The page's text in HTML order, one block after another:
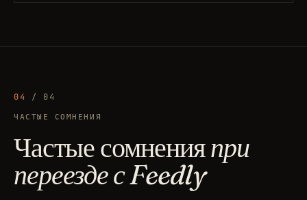
04 / 04
ЧАСТЫЕ СОМНЕНИЯ
Частые сомненияпри
переезде с Feedly